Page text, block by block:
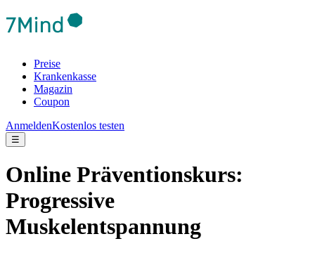
Preise
Krankenkasse
Magazin
Coupon
AnmeldenKostenlos testen
☰
Online Präventionskurs:
Progressive
Muskelentspannung